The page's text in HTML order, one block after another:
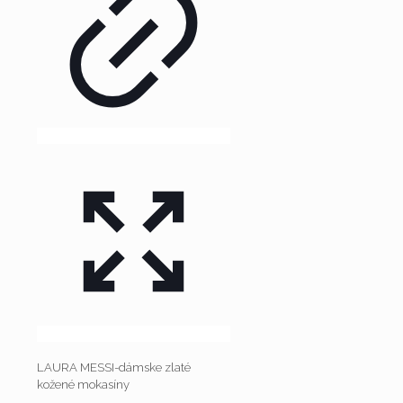
LAURA MESSI-dámske zlaté
kožené mokasíny